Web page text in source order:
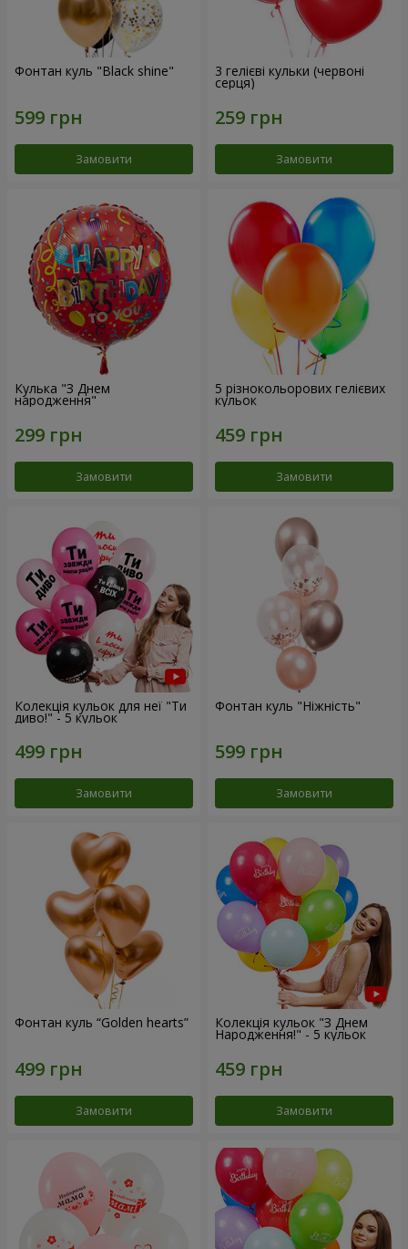
Фонтан куль "Black shine"
Замовити
3 гелієві кульки (червоні
серця)
Замовити
Кулька "З Днем
народження"
Замовити
5 різнокольорових гелієвих
кульок
Замовити
Колекція кульок для неї "Ти
диво!" - 5 кульок
Замовити
Фонтан куль "Ніжність"
Замовити
Фонтан куль “Golden hearts”
Замовити
Колекція кульок "З Днем
Народження!" - 5 кульок
Замовити